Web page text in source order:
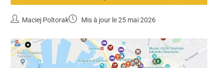
Maciej Poltorak Mis à jour le 25 mai 2026